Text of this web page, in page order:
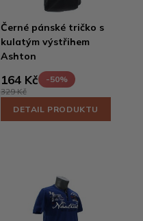
Černé pánské tričko s
kulatým výstřihem
Ashton
164 Kč
-50%
329 Kč
DETAIL PRODUKTU